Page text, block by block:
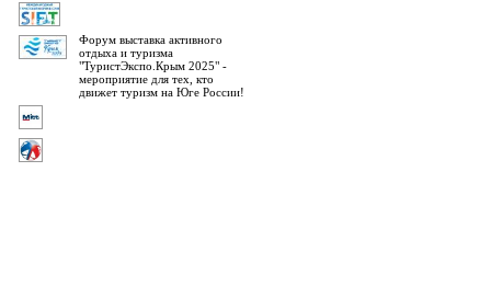
Форум выставка активного
отдыха и туризма
"ТуристЭкспо.Крым 2025" -
мероприятие для тех, кто
движет туризм на Юге России!